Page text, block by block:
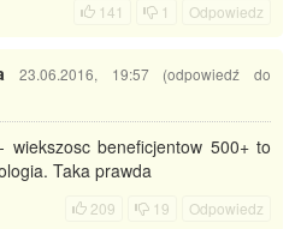
141 1 Odpowiedz
23.06.2016, 19:57 (odpowiedź do
wiekszosc beneficjentow 500+ to
Taka prawda
209 19 Odpowiedz